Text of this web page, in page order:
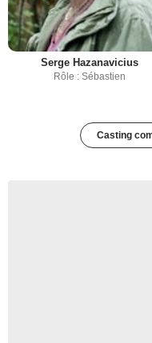
Serge Hazanavicius
Rôle : Sébastien
Casting